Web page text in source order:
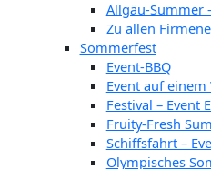
Allgäu-Summer
Zu allen
Sommerfest
Event-BBQ
Event auf
Festival – Event
Fruity-Fresh
Schiffsfahrt –
Olympisches